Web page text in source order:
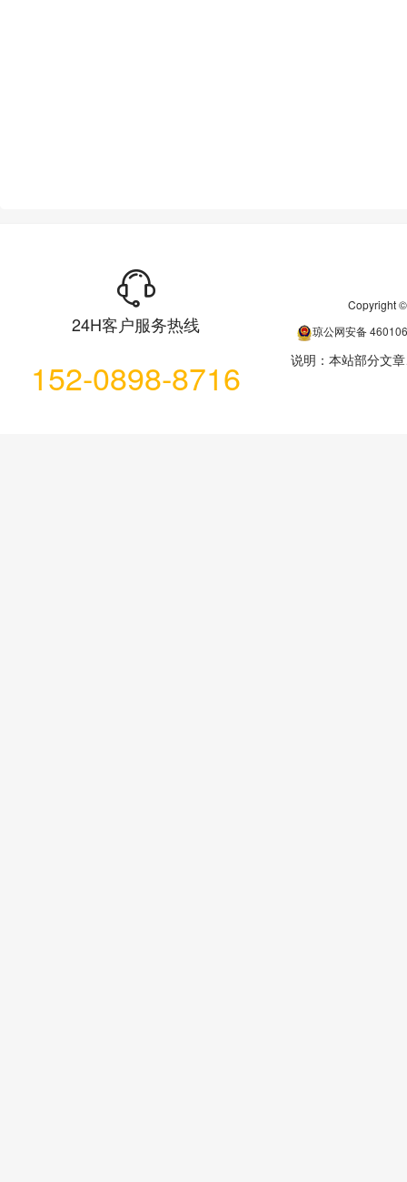
24H客户服务热线
152-0898-8716
Copyright
琼公网安备
说明：本站部分文